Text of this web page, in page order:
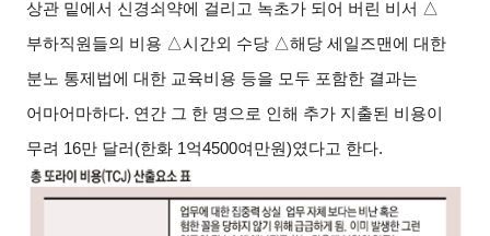
상관 밑에서 신경쇠약에 걸리고 녹초가 되어 버린 비서 △
부하직원들의 비용 △시간외 수당 △해당 세일즈맨에 대한
분노 통제법에 대한 교육비용 등을 모두 포함한 결과는
어마어마하다. 연간 그 한 명으로 인해 추가 지출된 비용이
무려 16만 달러(한화 1억4500여만원)였다고 한다.